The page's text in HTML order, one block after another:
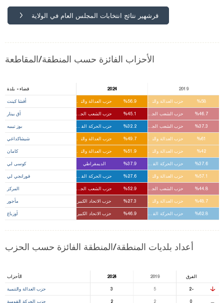
قرشهير نتائج انتخابات المجلس العام في الولاية
الأحزاب الفائزة حسب المنطقة/المقاطعة
قضاء - بلدة 2024 2019
أقشا كينت حزب العدالة والتنمية %56.9 حزب العدالة والتنمية %58
أق بينار حزب الشعب الجمهوري %45.1 حزب الشعب الجمهوري %46.7
بوز تيبيه حزب الحركة القومية %32.2 حزب الشعب الجمهوري %37.3
شيشاكداغي حزب العدالة والتنمية %49.7 حزب العدالة والتنمية %61
كامان حزب العدالة والتنمية %51.9 حزب العدالة والتنمية %42
كوسى لي الديمقراطي %37.9 حزب الحركة القومية %37.6
قورانجي لي حزب الحركة القومية %27.6 حزب العدالة والتنمية %57.1
المركز حزب الشعب الجمهوري %52.9 حزب الشعب الجمهوري %44.8
مأجور حزب الاتحاد الكبير %27.3 حزب العدالة والتنمية %48.7
أوزباغ حزب الاتحاد الكبير %46.9 حزب الحركة القومية %62.8
أعداد بلديات المنطقة/المنطقة الفائزة حسب الحزب
الأحزاب 2024 2019 الفرق
حزب العدالة والتنمية 3 5 -2
حزب الحركة القومية 2 2 0